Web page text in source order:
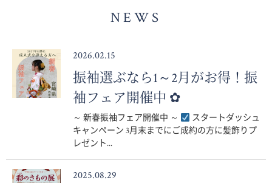
NEWS
2026.02.15
振袖選ぶなら1～2月がお得！振
袖フェア開催中 ✿
～ 新春振袖フェア開催中 ～
スタートダッシュ
キャンペーン 3月末までにご成約の方に髪飾りプ
レゼント...
2025.08.29